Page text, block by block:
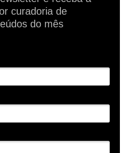
curadoria de
do mês